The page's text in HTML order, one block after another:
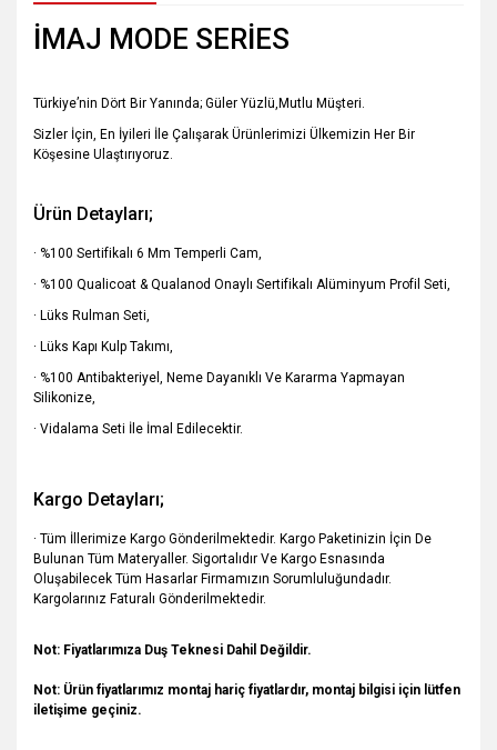
İMAJ MODE SERİES
Türkiye’nin Dört Bir Yanında; Güler Yüzlü,Mutlu Müşteri.
Sizler İçin, En İyileri İle Çalışarak Ürünlerimizi Ülkemizin Her Bir
Köşesine Ulaştırıyoruz.
Ürün Detayları;
· %100 Sertifikalı 6 Mm Temperli Cam,
· %100 Qualicoat & Qualanod Onaylı Sertifikalı Alüminyum Profil Seti,
· Lüks Rulman Seti,
· Lüks Kapı Kulp Takımı,
· %100 Antibakteriyel, Neme Dayanıklı Ve Kararma Yapmayan
Silikonize,
· Vidalama Seti İle İmal Edilecektir.
Kargo Detayları;
· Tüm İllerimize Kargo Gönderilmektedir. Kargo Paketinizin İçin De
Bulunan Tüm Materyaller. Sigortalıdır Ve Kargo Esnasında
Oluşabilecek Tüm Hasarlar Firmamızın Sorumluluğundadır.
Kargolarınız Faturalı Gönderilmektedir.
Not: Fiyatlarımıza Duş Teknesi Dahil Değildir.
Not: Ürün fiyatlarımız montaj hariç fiyatlardır, montaj bilgisi için lütfen
iletişime geçiniz.